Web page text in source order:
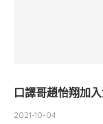
口譯哥趙怡翔加
2021-10-04